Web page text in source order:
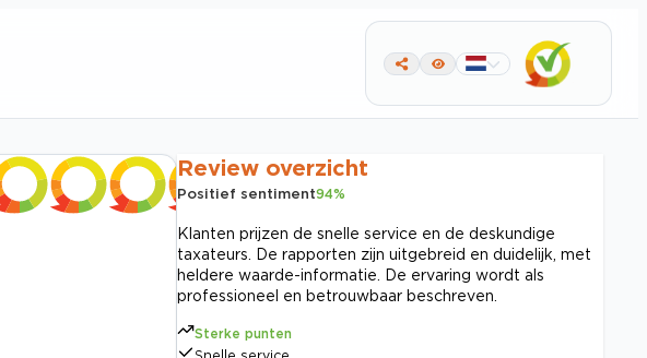
Review overzicht
Positief sentiment94%
Klanten prijzen de snelle service en de deskundige
taxateurs. De rapporten zijn uitgebreid en duidelijk, met
heldere waarde-informatie. De ervaring wordt als
professioneel en betrouwbaar beschreven.
Sterke punten